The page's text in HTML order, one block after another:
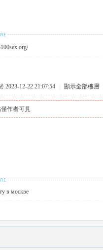
2023-12-22 21:07:54 顯示全部樓層
僅作者可見
в москве